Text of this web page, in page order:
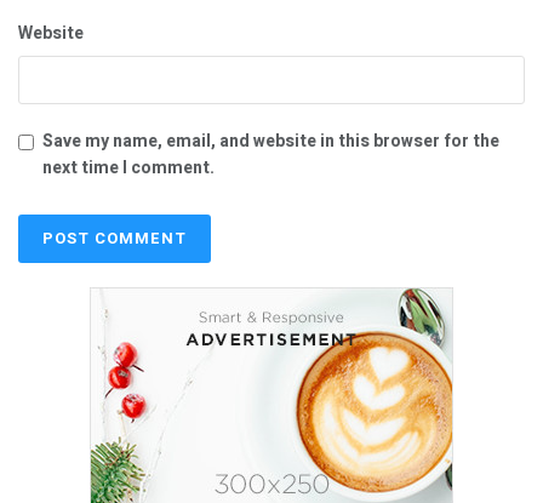
Website
Save my name, email, and website in this browser for the
next time I comment.